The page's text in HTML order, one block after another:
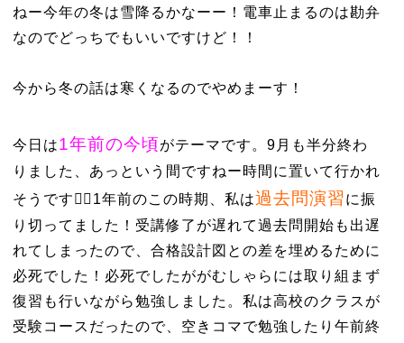
ねー今年の冬は雪降るかなーー！電車止まるのは勘弁
なのでどっちでもいいですけど！！
今から冬の話は寒くなるのでやめまーす！
今日は1年前の今頃がテーマです。9月も半分終わ
りました、あっという間ですねー時間に置いて行かれ
そうです✌🏼1年前のこの時期、私は過去問演習 に振
り切ってました！受講修了が遅れて過去問開始も出遅
れてしまったので、合格設計図との差を埋めるために
必死でした！必死でしたががむしゃらには取り組まず
復習も行いながら勉強しました。私は高校のクラスが
受験コースだったので、空きコマで勉強したり午前終